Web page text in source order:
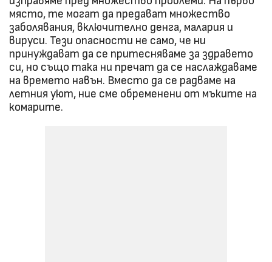
място, те могат да предават множество
заболявания, включително денга, малария и
вируси. Тези опасности не само, че ни
принуждават да се притесняваме за здравето
си, но също така ни пречат да се наслаждаваме
на времето навън. Вместо да се радваме на
летния уют, ние сме обременени от мъките на
комарите.